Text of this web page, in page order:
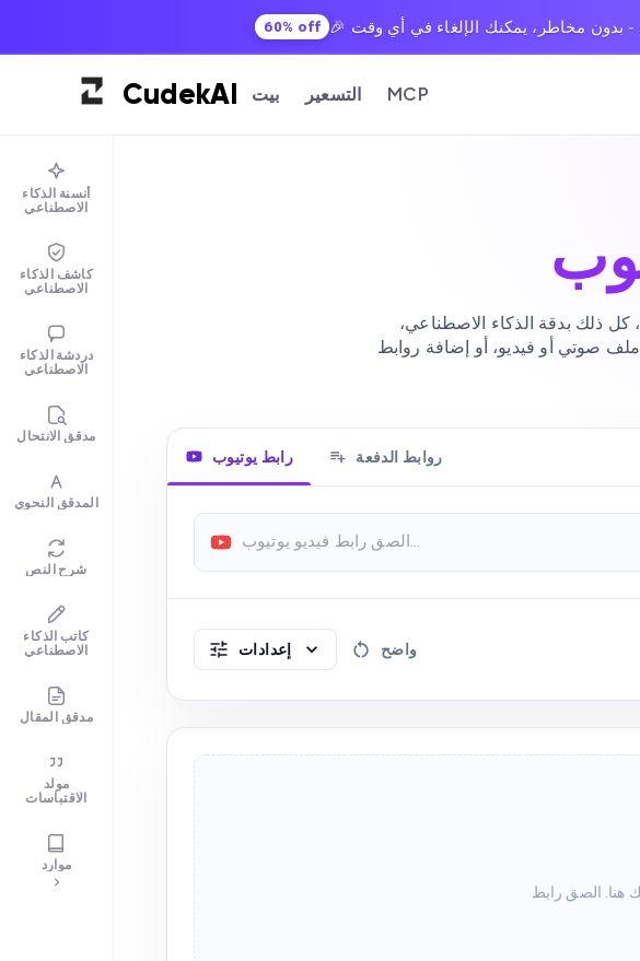
60% off
CudekAI بيت التسعير MCP
أنسنة الذكاء
الاصطناعي
كاشف الذكاء
الاصطناعي
دردشة الذكاء
الاصطناعي
مدقق الانتحال
المدقق النحوي
شرح النص
كاتب الذكاء
الاصطناعي
مدقق المقال
مولد
الاقتباسات
موارد
ذلك بدقة الذكاء الاصطناعي،
صوتي أو فيديو، أو إضافة روابط
رابط يوتيوب روابط الدفعة
إعدادات واضح